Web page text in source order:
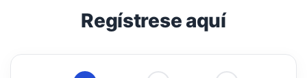
Regístrese aquí